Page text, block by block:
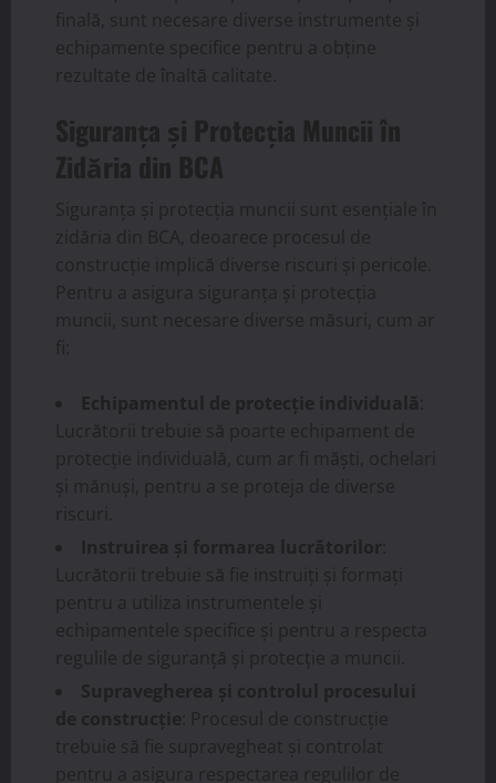
finală, sunt necesare diverse instrumente și
echipamente specifice pentru a obține
rezultate de înaltă calitate.
Siguranța și Protecția Muncii în
Zidăria din BCA
Siguranța și protecția muncii sunt esențiale în
zidăria din BCA, deoarece procesul de
construcție implică diverse riscuri și pericole.
Pentru a asigura siguranța și protecția
muncii, sunt necesare diverse măsuri, cum ar
fi:
Echipamentul de protecție individuală
Lucrătorii trebuie să poarte echipament de
protecție individuală, cum ar fi măști, ochelari
și mănuși, pentru a se proteja de diverse
riscuri.
Instruirea și formarea lucrătorilor
Lucrătorii trebuie să fie instruiți și formați
pentru a utiliza instrumentele și
echipamentele specifice și pentru a respecta
regulile de siguranță și protecție a muncii.
Supravegherea și controlul procesului
de construcție : Procesul de construcție
trebuie să fie supravegheat și controlat
pentru a asigura respectarea regulilor de